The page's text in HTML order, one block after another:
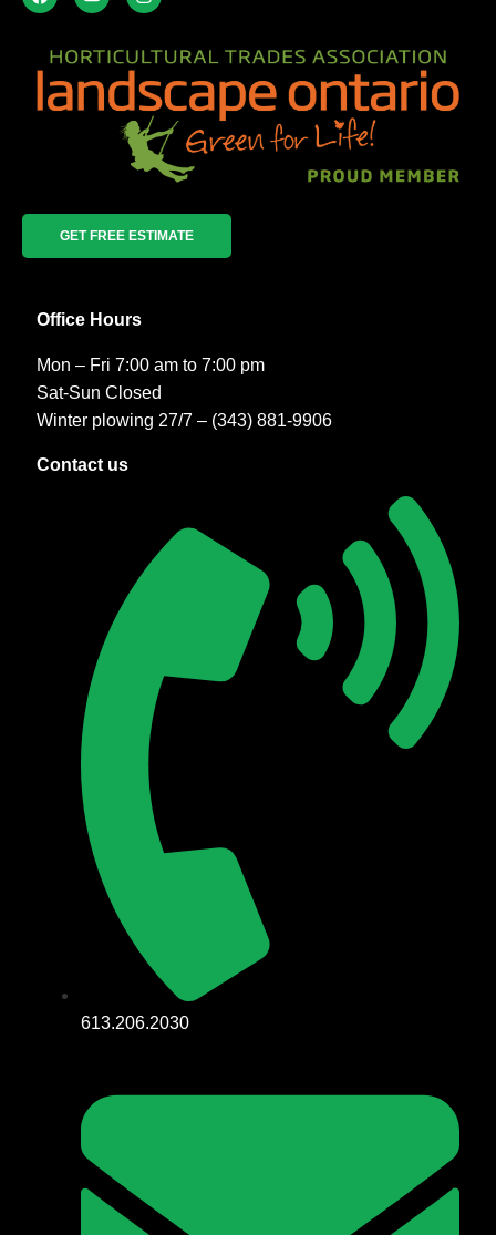
GET FREE ESTIMATE
Office Hours
Mon – Fri 7:00 am to 7:00 pm
Sat-Sun Closed
Winter plowing 27/7 – (343) 881-9906
Contact us
613.206.2030